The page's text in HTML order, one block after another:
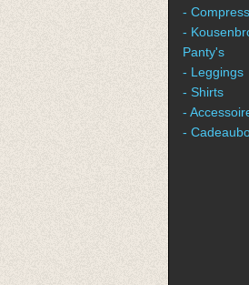
-
-
Panty's
- Leggings
- Shirts
-
-